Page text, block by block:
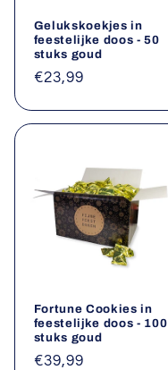
Gelukskoekjes in
feestelijke doos - 50
stuks goud
Normale
€23,99
Fortune Cookies in
feestelijke doos - 100
stuks goud
Normale
€39,99